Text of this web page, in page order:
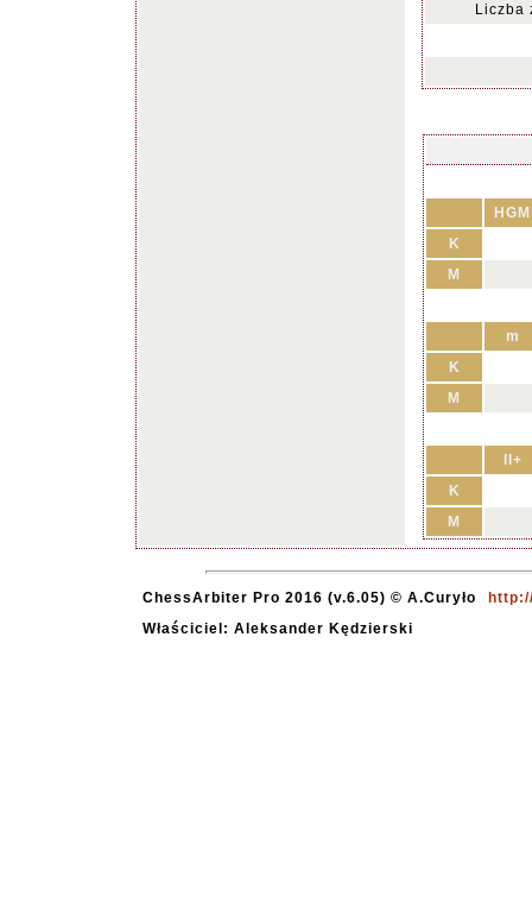
Liczba
HGM
K
M
m
K
M
II+
K
M
ChessArbiter Pro 2016 (v.6.05) © A.Curyło
Właściciel: Aleksander Kędzierski